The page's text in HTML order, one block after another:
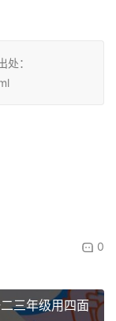
：
0
三年级用四面